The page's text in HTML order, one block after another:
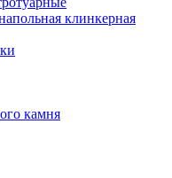
клинкерная
камня